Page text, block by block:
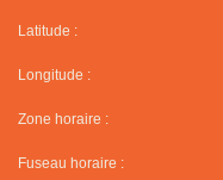
Latitude :
Longitude :
Zone horaire :
Fuseau horaire :